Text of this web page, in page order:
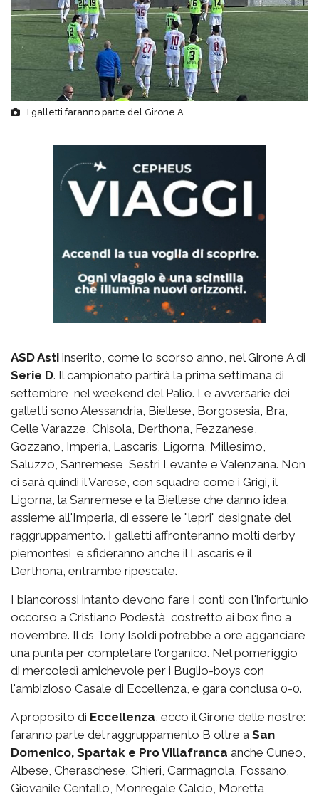
I galletti faranno parte del Girone A
ASD Asti inserito, come lo scorso anno, nel Girone A di
Serie D. Il campionato partirà la prima settimana di
settembre, nel weekend del Palio. Le avversarie dei
galletti sono Alessandria, Biellese, Borgosesia, Bra,
Celle Varazze, Chisola, Derthona, Fezzanese,
Gozzano, Imperia, Lascaris, Ligorna, Millesimo,
Saluzzo, Sanremese, Sestri Levante e Valenzana. Non
ci sarà quindi il Varese, con squadre come i Grigi, il
Ligorna, la Sanremese e la Biellese che danno idea,
assieme all'Imperia, di essere le "lepri" designate del
raggruppamento. I galletti affronteranno molti derby
piemontesi, e sfideranno anche il Lascaris e il
Derthona, entrambe ripescate.
I biancorossi intanto devono fare i conti con l'infortunio
occorso a Cristiano Podestà, costretto ai box fino a
novembre. Il ds Tony Isoldi potrebbe a ore agganciare
una punta per completare l'organico. Nel pomeriggio
di mercoledì amichevole per i Buglio-boys con
l'ambizioso Casale di Eccellenza, e gara conclusa 0-0.
A proposito di Eccellenza, ecco il Girone delle nostre:
faranno parte del raggruppamento B oltre a San
Domenico, Spartak e Pro Villafranca anche Cuneo,
Albese, Cheraschese, Chieri, Carmagnola, Fossano,
Giovanile Centallo, Monregale Calcio, Moretta,